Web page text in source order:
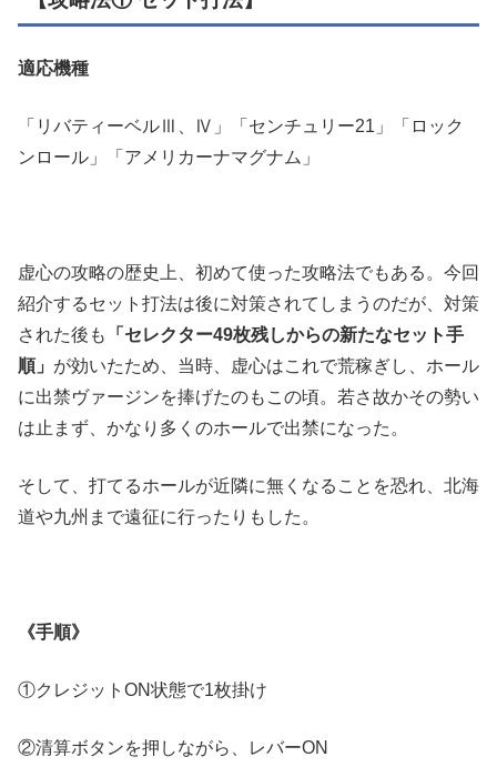
適応機種
「リバティーベルⅢ、Ⅳ」「センチュリー21」「ロック
ンロール」「アメリカーナマグナム」
虚心の攻略の歴史上、初めて使った攻略法でもある。今回
紹介するセット打法は後に対策されてしまうのだが、対策
された後も
「セレクター49枚残しからの新たなセット手
順」 が効いたため、当時、虚心はこれで荒稼ぎし、ホール
に出禁ヴァージンを捧げたのもこの頃。若さ故かその勢い
は止まず、かなり多くのホールで出禁になった。
そして、打てるホールが近隣に無くなることを恐れ、北海
道や九州まで遠征に行ったりもした。
《手順》
①クレジットON状態で1枚掛け
②清算ボタンを押しながら、レバーON